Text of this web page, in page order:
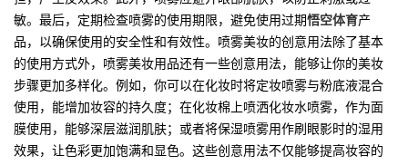
敏。最后，定期检查喷雾的使用期限，避免使用过期悟空体育产
品，以确保使用的安全性和有效性。喷雾美妆的创意用法除了基本
的使用方式外，喷雾美妆用品还有一些创意用法，能够让你的美妆
步骤更加多样化。例如，你可以在化妆时将定妆喷雾与粉底液混合
使用，能增加妆容的持久度；在化妆棉上喷洒化妆水喷雾，作为面
膜使用，能够深层滋润肌肤；或者将保湿喷雾用作刷眼影时的湿用
效果，让色彩更加饱满和显色。这些创意用法不仅能够提高妆容的